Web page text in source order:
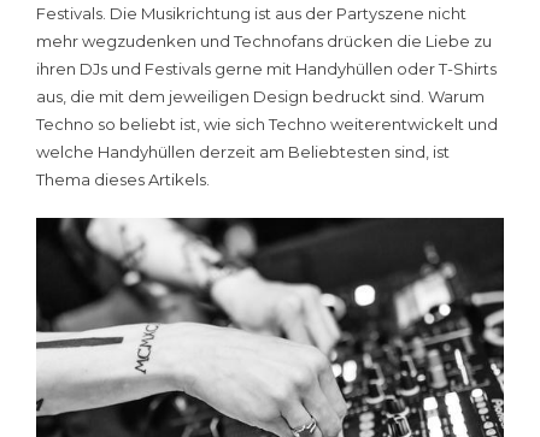
Festivals. Die Musikrichtung ist aus der Partyszene nicht
mehr wegzudenken und Technofans drücken die Liebe zu
ihren DJs und Festivals gerne mit Handyhüllen oder T-Shirts
aus, die mit dem jeweiligen Design bedruckt sind. Warum
Techno so beliebt ist, wie sich Techno weiterentwickelt und
welche Handyhüllen derzeit am Beliebtesten sind, ist
Thema dieses Artikels.